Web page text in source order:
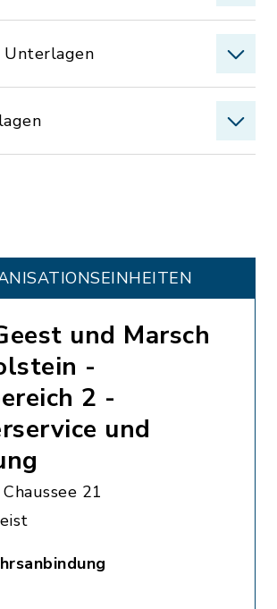
Unterlagen
und Marsch
-
2 -
und
21